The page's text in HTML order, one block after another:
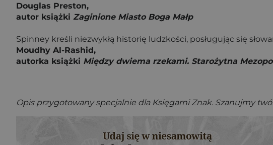
Douglas Preston,
autor książki Zaginione Miasto Boga Małp
Spinney kreśli niezwykłą historię ludzkości, posługując się
Moudhy Al-Rashid,
autorka książki Między dwiema rzekami. Starożytna
Opis przygotowany specjalnie dla Księgarni Znak. Szanujmy